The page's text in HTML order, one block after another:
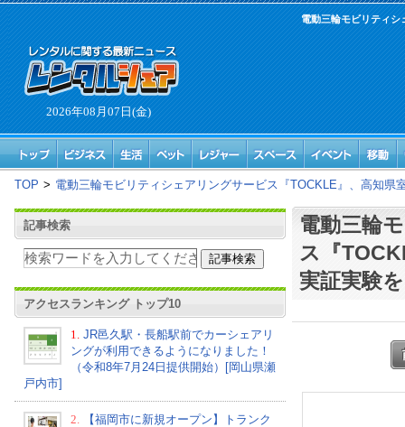
2026年08月07日(金)
電動三輪モビリティシ
TOP > 電動三輪モビリティシェアリングサービス『TOCKLE』、高知県
記事検索
アクセスランキング トップ10
1.
JR邑久駅・長船駅前でカーシェアリ
ングが利用できるようになりました！
（令和8年7月24日提供開始）[岡山県瀬
戸内市]
2.
【福岡市に新規オープン】トランク
電動三輪
ス『
実証実験